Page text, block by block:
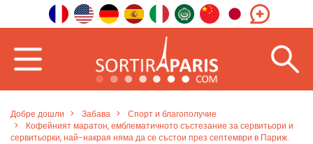
Добре дошли Забава
Спорт и благополучие
Кофейният маратон, емблематичното състезание за сервитьори и
сервитьорки, най-накрая няма да се състои през септември в Париж.